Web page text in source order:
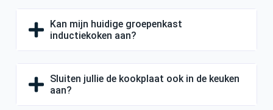
Kan mijn huidige groepenkast
inductiekoken aan?
Sluiten jullie de kookplaat ook in de keuken
aan?